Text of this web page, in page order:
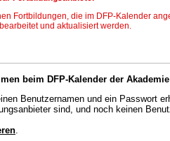
Fortbildungen, die im DFP-Kalender
und aktualisiert werden.
beim DFP-Kalender der
Benutzernamen und ein Passwort
sind, und noch keinen
.